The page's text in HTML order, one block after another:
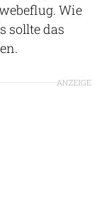
Wie
sollte das
ANZEIGE